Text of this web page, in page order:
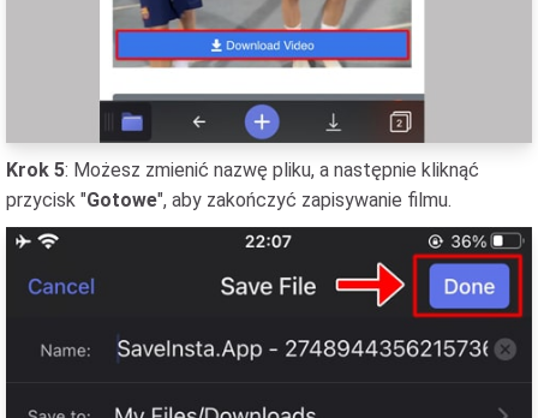
Krok 5: Możesz zmienić nazwę pliku, a następnie kliknąć
przycisk "Gotowe", aby zakończyć zapisywanie filmu.